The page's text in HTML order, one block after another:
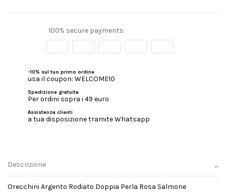
100% secure payments
-10% sul tuo primo ordine
usa il coupon: WELCOME10
Spedizione gratuita
Per ordini sopra i 49 euro
Assistenza clienti
a tua disposizione tramite Whatsapp
Descrizione
Orecchini Argento Rodiato Doppia Perla Rosa Salmone